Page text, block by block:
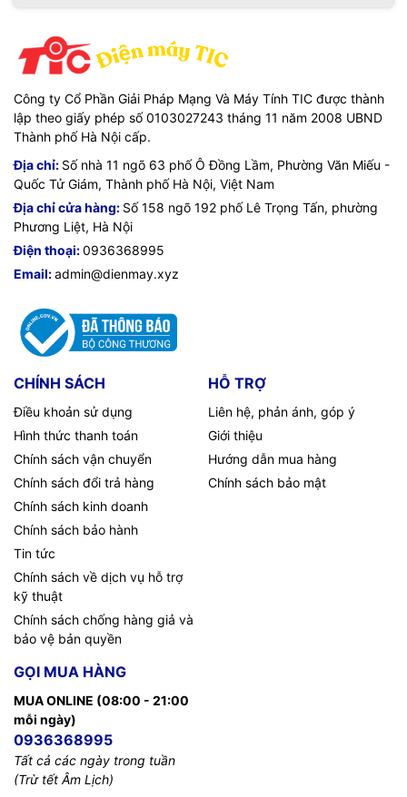
Công ty Cổ Phần Giải Pháp Mạng Và Máy Tính TIC được thành
lập theo giấy phép số 0103027243 tháng 11 năm 2008 UBND
Thành phố Hà Nội cấp.
Địa chỉ: Số nhà 11 ngõ 63 phố Ô Đồng Lầm, Phường Văn Miếu -
Quốc Tử Giám, Thành phố Hà Nội, Việt Nam
Địa chỉ cửa hàng: Số 158 ngõ 192 phố Lê Trọng Tấn, phường
Phương Liệt, Hà Nội
Điện thoại:0936368995
Email:admin@dienmay.xyz
CHÍNH SÁCH
Điều khoản sử dụng
Hình thức thanh toán
Chính sách vận chuyển
Chính sách đổi trả hàng
Chính sách kinh doanh
Chính sách bảo hành
Tin tức
Chính sách về dịch vụ hỗ trợ
kỹ thuật
Chính sách chống hàng giả và
bảo vệ bản quyền
HỖ TRỢ
Liên hệ, phản ánh, góp ý
Giới thiệu
Hướng dẫn mua hàng
Chính sách bảo mật
GỌI MUA HÀNG
MUA ONLINE (08:00 - 21:00
mỗi ngày)
0936368995
Tất cả các ngày trong tuần
(Trừ tết Âm Lịch)